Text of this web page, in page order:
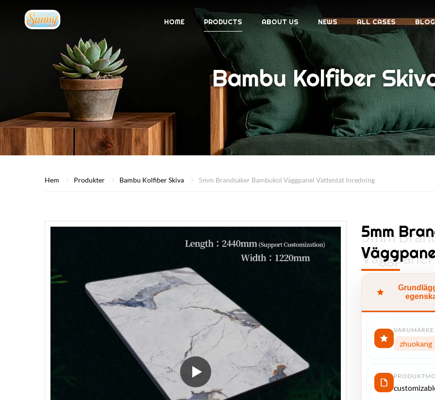
HOME PRODUCTS ABOUT US NEWS ALL CASES BLOG
Bambu Kolfiber
Hem Produkter Bambu Kolfiber Skiva 5mm Brandsäker Bambukol Väggpanel Vattentät Inredning
5mm
5mm
VARUMÄRKE
zhuokang